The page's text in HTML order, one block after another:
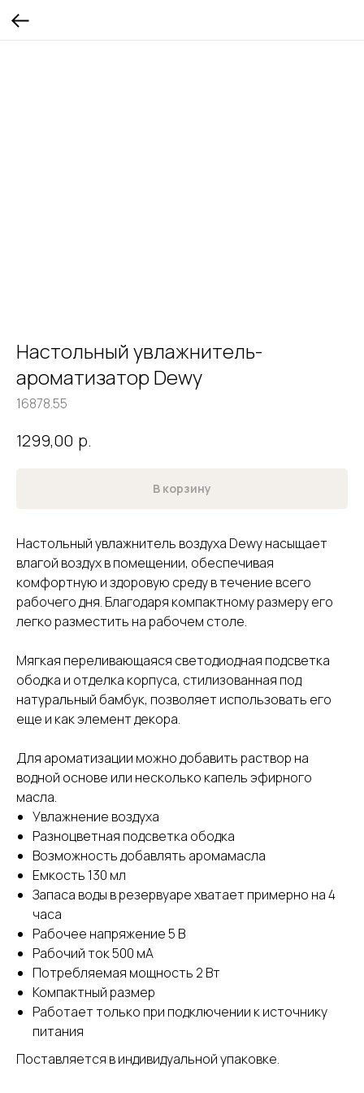
Настольный увлажнитель-
ароматизатор Dewy
16878.55
1299,00 р.
В корзину
Настольный увлажнитель воздуха Dewy насыщает
влагой воздух в помещении, обеспечивая
комфортную и здоровую среду в течение всего
рабочего дня. Благодаря компактному размеру его
легко разместить на рабочем столе.
Мягкая переливающаяся светодиодная подсветка
ободка и отделка корпуса, стилизованная под
натуральный бамбук, позволяет использовать его
еще и как элемент декора.
Для ароматизации можно добавить раствор на
водной основе или несколько капель эфирного
масла.
Увлажнение воздуха
Разноцветная подсветка ободка
Возможность добавлять аромамасла
Емкость 130 мл
Запаса воды в резервуаре хватает примерно на 4
часа
Рабочее напряжение 5 В
Рабочий ток 500 мА
Потребляемая мощность 2 Вт
Компактный размер
Работает только при подключении к источнику
питания
Поставляется в индивидуальной упаковке.